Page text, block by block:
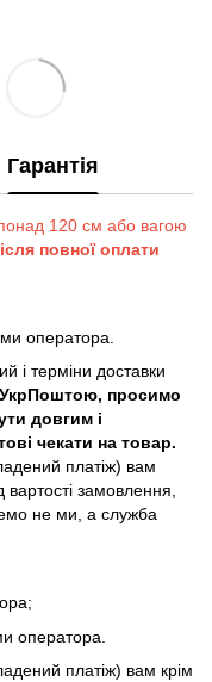
Гарантія
120 см або вагою
повної оплати
оператора.
і терміни доставки
просимо
довгим і
чекати на товар.
платіж) вам
вартості замовлення,
не ми, а служба
оператора.
платіж) вам крім